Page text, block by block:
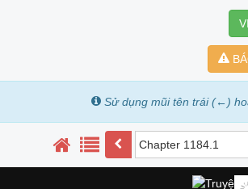
Sử dụng mũi tên trái (←)